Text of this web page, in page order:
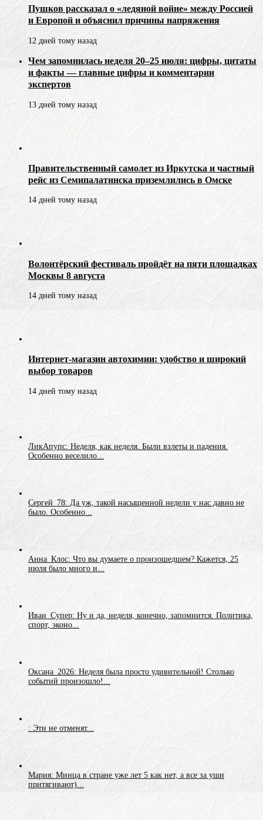
Пушков рассказал о «ледяной войне» между Россией
и Европой и объяснил причины напряжения
12 дней тому назад
Чем запомнилась неделя 20–25 июля: цифры, цитаты
и факты — главные цифры и комментарии
экспертов
13 дней тому назад
Правительственный самолет из Иркутска и частный
рейс из Семипалатинска приземлились в Омске
14 дней тому назад
Волонтёрский фестиваль пройдёт на пяти площадках
Москвы 8 августа
14 дней тому назад
Интернет-магазин автохимии: удобство и широкий
выбор товаров
14 дней тому назад
ЛикАпупс: Неделя, как неделя. Были взлеты и падения.
Особенно веселило...
Сергей_78: Да уж, такой насыщенной недели у нас давно не
было. Особенно...
Анна_Клос: Что вы думаете о произошедшем? Кажется, 25
июля было много и...
Иван_Супер: Ну и да, неделя, конечно, запомнится. Политика,
спорт, эконо...
Оксана_2026: Неделя была просто удивительной! Столько
событий произошло!...
: Эти не отменят...
Мария: Минца в стране уже лет 5 как нет, а все за уши
притягивают)...